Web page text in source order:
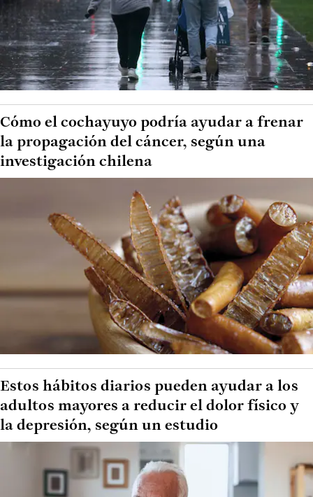
Cómo el cochayuyo podría ayudar a frenar
la propagación del cáncer, según una
investigación chilena
Estos hábitos diarios pueden ayudar a los
adultos mayores a reducir el dolor físico y
la depresión, según un estudio